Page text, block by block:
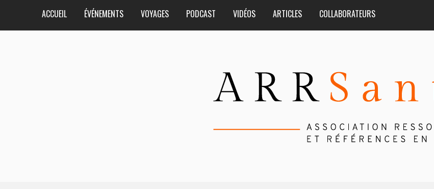
ACCUEIL ÉVÉNEMENTS VOYAGES PODCAST VIDÉOS ARTICLES COLLABORATEURS